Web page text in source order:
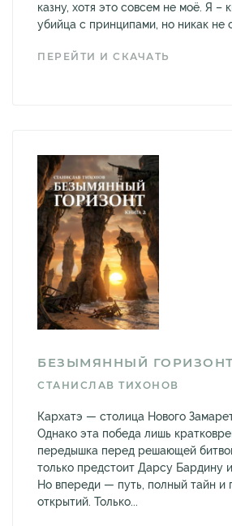
казну, хотя это совсем не моё. Я –
убийца с принципами, но никак не
ПЕРЕЙТИ И СКАЧАТЬ
БЕЗЫМЯННЫЙ
СТАНИСЛАВ ТИХОНОВ
Кархатэ — столица Нового
Однако эта победа лишь
передышка перед решающей
только предстоит Дарсу Бардину
Но впереди — путь, полный тайн и
открытий. Только...